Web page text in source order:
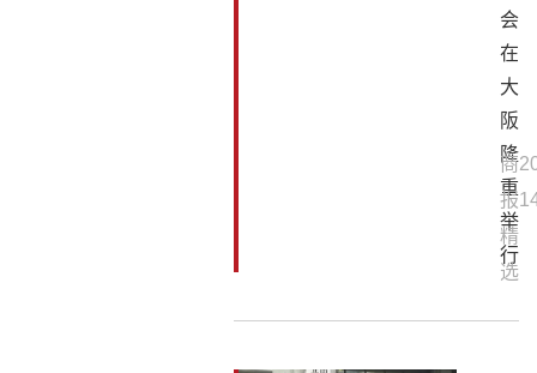
会
在
大
阪
隆
重
举
行
商
报
精
选